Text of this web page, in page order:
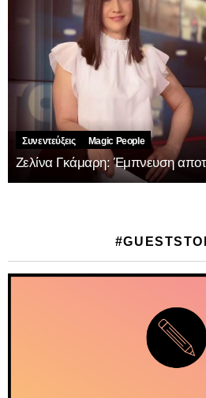
Συνεντεύξεις Magic People
Ζελίνα Γκάμαρη: Έμπνευση